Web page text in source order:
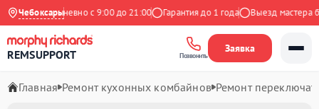
Чебоксары
Ежедневно с 9:00 до 21:00 Гарантия до 1 года Выезд мастера
REMSUPPORT Позвонить
Заявка
Главная Ремонт кухонных комбайнов Ремонт